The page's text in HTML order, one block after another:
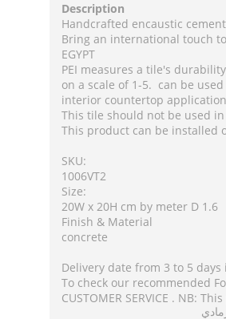
Description
Handcrafted encaustic
Bring an international touch
EGYPT
PEI measures a tile's
on a scale of 1-5. can be
interior countertop
This tile should not be used
This product can be installed
SKU:
1006VT2
Size:
20W x 20H cm by meter D 1.6
Finish & Material
concrete
Delivery date from 3 to 5
To check our recommended
CUSTOMER SERVICE . NB: